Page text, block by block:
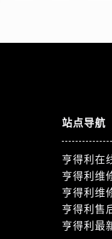
站点导航
亨得利在
亨得利维
亨得利维
亨得利售
亨得利最